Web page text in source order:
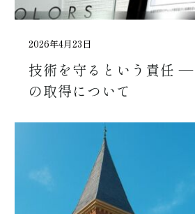
2026年4月23日
技術を守るという責任
の取得について